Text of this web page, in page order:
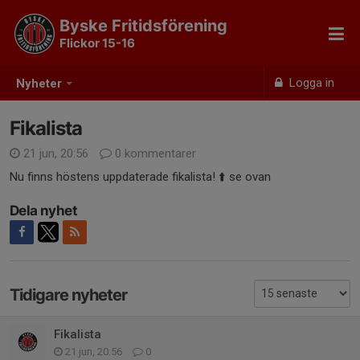
Nyheter Logga in
Byske Fritidsförening
Flickor 15-16
Fikalista
21 jun, 20:56
0 kommentarer
Nu finns höstens uppdaterade fikalista! ⬆️ se ovan
Dela nyhet
Tidigare nyheter
Fikalista
21 jun, 20:56 0